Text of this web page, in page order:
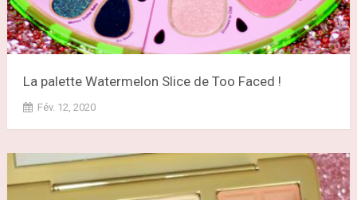
La palette Watermelon Slice de Too Faced !
Fév. 12, 2020